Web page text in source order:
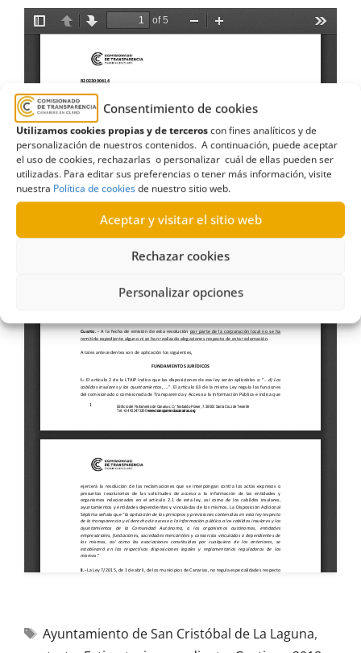
Consentimiento de cookies
Utilizamos cookies propias y de terceroscon fines analíticos y de
personalización de nuestros contenidos. A continuación, puede aceptar
el uso de cookies, rechazarlas o personalizar cuál de ellas pueden ser
utilizadas. Para editar sus preferencias o tener más información, visite
nuestra Política de cookiesde nuestro sitio web.
Aceptar y visitar el sitio web
Rechazar cookies
Personalizar opciones
Ayuntamiento de San Cristóbal de La Laguna,